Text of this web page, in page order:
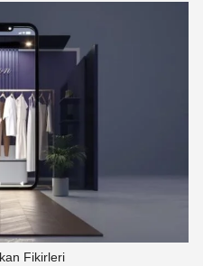
Fikirleri